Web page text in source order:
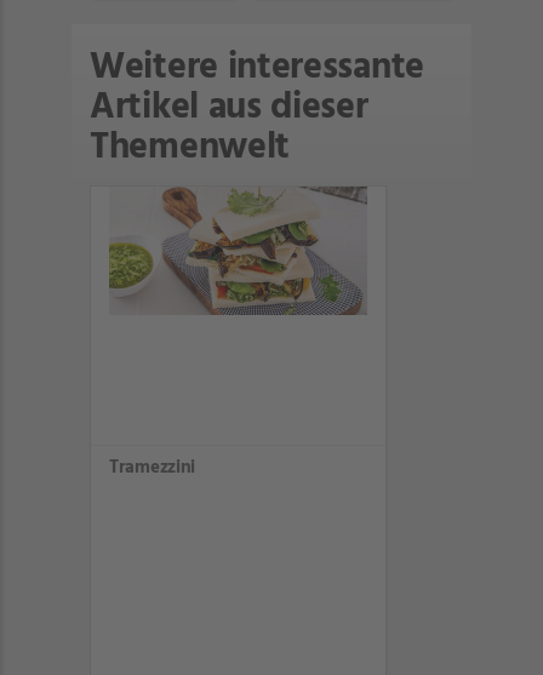
Weitere interessante
Artikel aus dieser
Themenwelt
Tramezzini